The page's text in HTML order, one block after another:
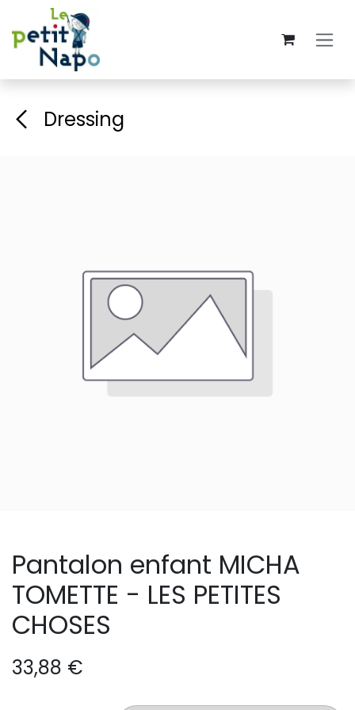
Se rendre au contenu
Dressing
Pantalon enfant MICHA
TOMETTE - LES PETITES
CHOSES
33,88 €